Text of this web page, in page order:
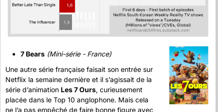
7 Bears (Mini-série - France)
Une autre série française faisait son entrée sur
Netflix la semaine dernière et il s’agissait de la
série d’animation Les 7 Ours, curieusement
placée dans le Top 10 anglophone. Mais cela
ne l’a pas empêché de faire bonne figure avec